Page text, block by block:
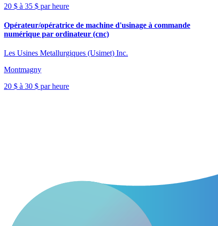
20 $ à 35 $ par heure
Opérateur/opératrice de machine d'usinage à commande
numérique par ordinateur (cnc)
Les Usines Metallurgiques (Usimet) Inc.
Montmagny
20 $ à 30 $ par heure